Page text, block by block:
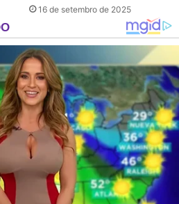
16 de setembro de 2025